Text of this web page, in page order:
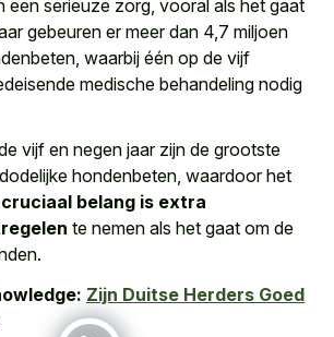
een serieuze zorg, vooral als het gaat
gebeuren er meer dan 4,7 miljoen
waarbij één op de vijf
medische behandeling nodig
vijf en negen jaar zijn de grootste
hondenbeten, waardoor het
cruciaal belang is extra
te nemen als het gaat om de
Zijn Duitse Herders Goed